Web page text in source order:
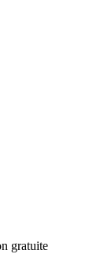
gratuite